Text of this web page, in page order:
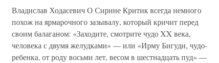
Владислав Ходасевич О Сирине Критик всегда немного
похож на ярмарочного зазывалу, который кричит перед
своим балаганом: «Заходите, смотрите чудо XX века,
человека с двумя желудками» — или «Ирму Бигуди, чудо-
ребенка, от роду восьми лет, весом в шестнадцать пуд» —